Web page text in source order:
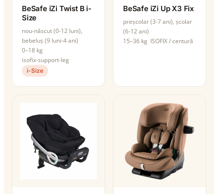
BeSafe iZi Twist B i-
Size
nou-născut (0-12 luni),
bebeluș (9 luni-4 ani)
0–18 kg
isofix-support-leg
i-Size
BeSafe iZi Up X3 Fix
preșcolar (3-7 ani), școlar
(6-12 ani)
15–36 kg ISOFIX / centură